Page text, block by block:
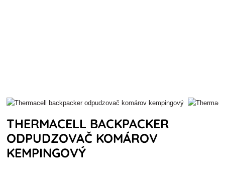
THERMACELL BACKPACKER
ODPUDZOVAČ KOMÁROV
KEMPINGOVÝ